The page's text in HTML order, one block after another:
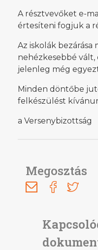
A résztvevőket e-
értesíteni fogjuk a
Az iskolák bezárása
nehézkesebbé
jelenleg még
Minden döntőbe
felkészülést
a Versenybizottság
Megosztás